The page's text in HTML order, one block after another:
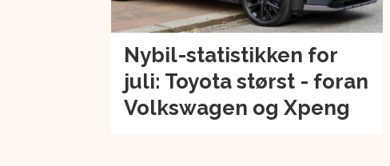
Nybil-statistikken for
juli: Toyota størst - foran
Volkswagen og Xpeng